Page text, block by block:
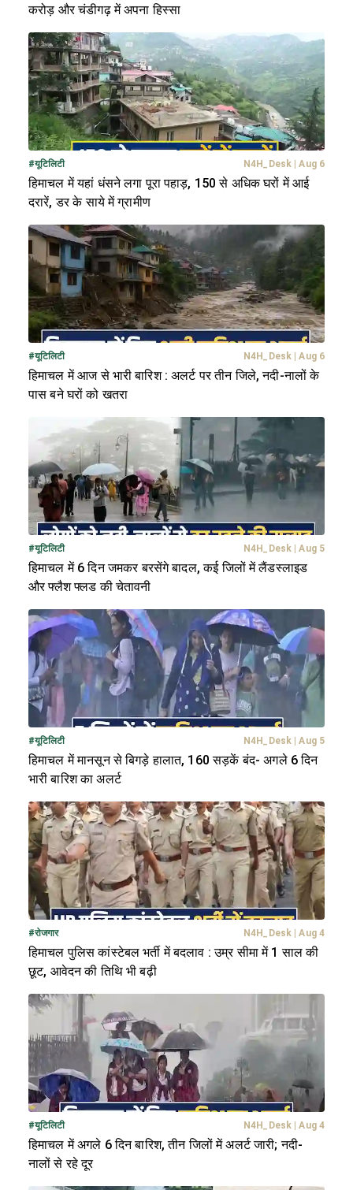
करोड़ और चंडीगढ़ में अपना हिस्सा
#यूटिलिटी N4H_Desk Aug 6
हिमाचल में यहां धंसने लगा पूरा पहाड़, 150 से अधिक घरों में आई
दरारें, डर के साये में ग्रामीण
#यूटिलिटी N4H_Desk Aug 6
हिमाचल में आज से भारी बारिश : अलर्ट पर तीन जिले, नदी-नालों के
पास बने घरों को खतरा
#यूटिलिटी N4H_Desk Aug 5
हिमाचल में 6 दिन जमकर बरसेंगे बादल, कई जिलों में लैंडस्लाइड
और फ्लैश फ्लड की चेतावनी
#यूटिलिटी N4H_Desk Aug 5
हिमाचल में मानसून से बिगड़े हालात, 160 सड़कें बंद- अगले 6 दिन
भारी बारिश का अलर्ट
#रोजगार N4H_Desk Aug 4
हिमाचल पुलिस कांस्टेबल भर्ती में बदलाव : उम्र सीमा में 1 साल की
छूट, आवेदन की तिथि भी बढ़ी
#यूटिलिटी N4H_Desk Aug 4
हिमाचल में अगले 6 दिन बारिश, तीन जिलों में अलर्ट जारी; नदी-
नालों से रहे दूर